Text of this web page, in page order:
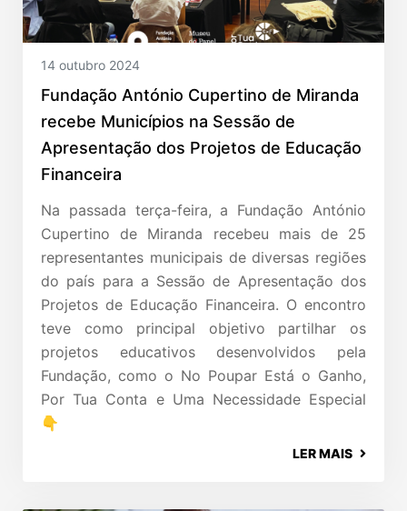
14 outubro 2024
Fundação António Cupertino de Miranda
recebe Municípios na Sessão de
Apresentação dos Projetos de Educação
Financeira
Na passada terça-feira, a Fundação António
Cupertino de Miranda recebeu mais de 25
representantes municipais de diversas regiões
do país para a Sessão de Apresentação dos
Projetos de Educação Financeira. O encontro
teve como principal objetivo partilhar os
projetos educativos desenvolvidos pela
Fundação, como o No Poupar Está o Ganho,
Por Tua Conta e Uma Necessidade Especial
👇
LER MAIS